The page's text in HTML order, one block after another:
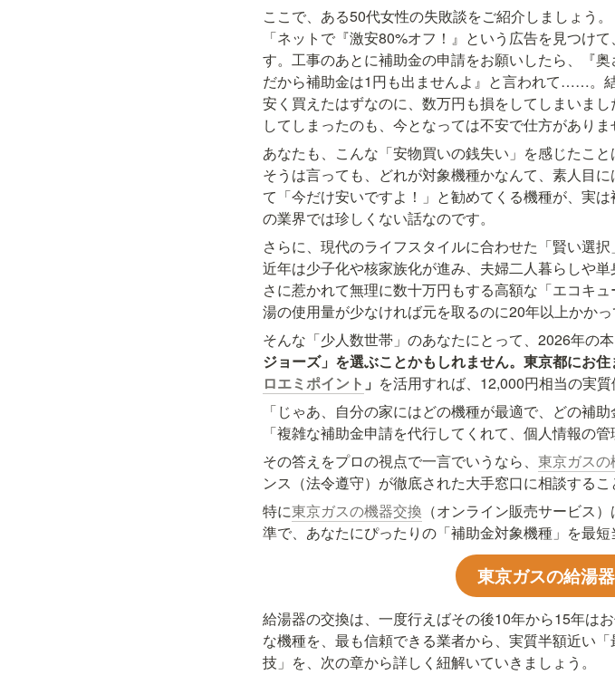
ここで、ある50代女性の失敗談をご紹介しましょう。
「ネットで『激安80%オフ！』という広告を見つけ
す。工事のあとに補助金の申請をお願いしたら、『
だから補助金は1円も出ませんよ』と言われて……。
安く買えたはずなのに、数万円も損をしてしまいま
してしまったのも、今となっては不安で仕方がありま
あなたも、こんな「安物買いの銭失い」を感じたこと
そうは言っても、どれが対象機種かなんて、素人目
て「今だけ安いですよ！」と勧めてくる機種が、実
の業界では珍しくない話なのです。
さらに、現代のライフスタイルに合わせた「賢い選択
近年は少子化や核家族化が進み、夫婦二人暮らしや
さに惹かれて無理に数十万円もする高額な「エコキ
湯の使用量が少なければ元を取るのに20年以上かかっ
そんな「少人数世帯」のあなたにとって、2026年の
ジョーズ」を選ぶことかもしれません。東京都にお
ロエミポイント 」 を活用すれば、12,000円相当の実
「じゃあ、自分の家にはどの機種が最適で、どの補助
「複雑な補助金申請を代行してくれて、個人情報の
その答えをプロの視点で一言でいうなら、 東京ガスの
ンス（法令遵守）が徹底された大手窓口に相談するこ
特に東京ガスの機器交換 （オンライン販売サービス
準で、あなたにぴったりの「補助金対象機種」を最短
東京ガスの給湯
給湯器の交換は、一度行えばその後10年から15年は
な機種を、最も信頼できる業者から、実質半額近い
技」を、次の章から詳しく紐解いていきましょう。